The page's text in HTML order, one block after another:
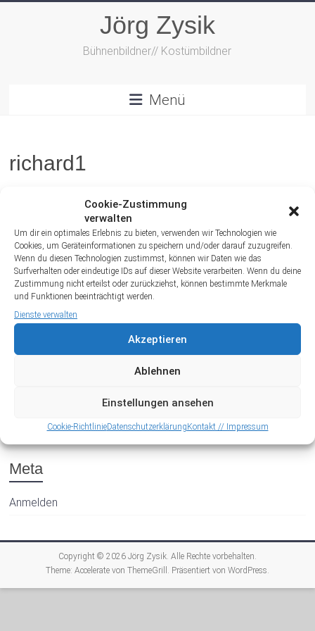
Cookie-Zustimmung
verwalten
Um dir ein optimales Erlebnis zu bieten, verwenden wir Technologien wie
Cookies, um Geräteinformationen zu speichern und/oder darauf zuzugreifen.
Wenn du diesen Technologien zustimmst, können wir Daten wie das
Surfverhalten oder eindeutige IDs auf dieser Website verarbeiten. Wenn du deine
Zustimmung nicht erteilst oder zurückziehst, können bestimmte Merkmale
und Funktionen beeinträchtigt werden.
Dienste verwalten
Akzeptieren
Ablehnen
Einstellungen ansehen
Cookie-RichtlinieDatenschutzerklärung Kontakt // Impressum
Jörg Zysik
Bühnenbildner// Kostümbildner
Menü
richard1
Meta
Anmelden
Copyright © 2026 Jörg Zysik. Alle Rechte vorbehalten.
Theme: Acceleratevon ThemeGrill. Präsentiert von WordPress.